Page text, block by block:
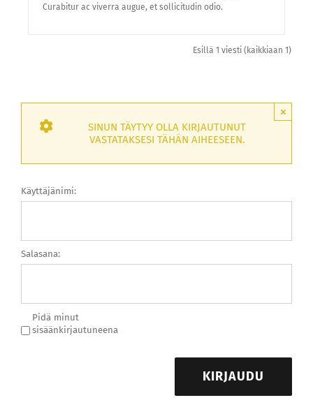
Curabitur ac viverra augue, et sollicitudin odio.
Esillä 1 viesti (kaikkiaan 1)
×
SINUN TÄYTYY OLLA KIRJAUTUNUT
VASTATAKSESI TÄHÄN AIHEESEEN.
Käyttäjänimi:
Salasana:
Pidä minut
sisäänkirjautuneena
KIRJAUDU